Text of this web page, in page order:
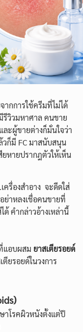
ากการใช้ครีมที่ไม่ได้
รีวิวมหาศาล คนขาย
ละผู้ขายต่างก็มั่นใจว่า
วก็มี FC มาสนับสนุน
หายปรากฎตัวให้เห็น
ครื่องสำอาง จะดีดใส่
ย่าหลงเชื่อคนขายที่
ด้ คำกล่าวอ้างเหล่านี้
แอบผสม ยาสเตียรอยด์
ยรอยด์ในวงการ
าโรคผิวหนังตั้งแต่ปี